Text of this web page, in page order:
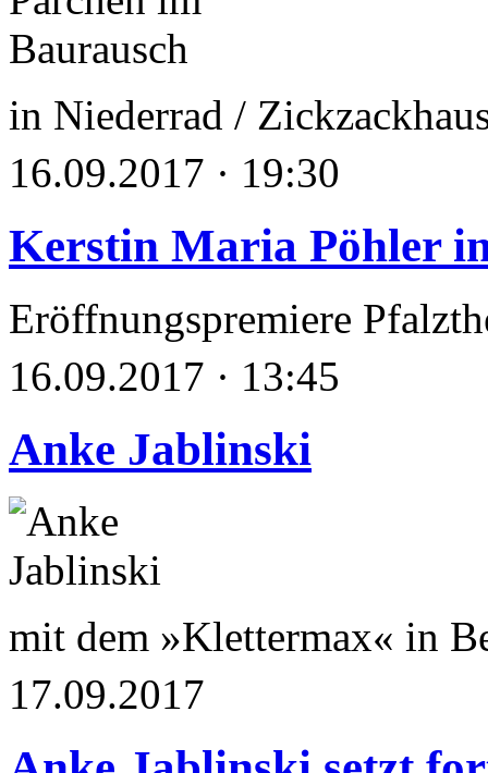
in Niederrad /
16.09.2017 · 19:30
Kerstin Maria Pöhler
Eröffnungspremiere
16.09.2017 · 13:45
Anke Jablinski
mit dem »Klettermax« in
17.09.2017